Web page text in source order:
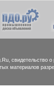
cвидетельство
материалов